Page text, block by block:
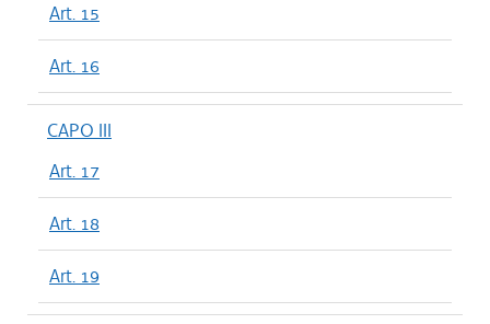
Art. 15
Art. 16
CAPO III
Art. 17
Art. 18
Art. 19